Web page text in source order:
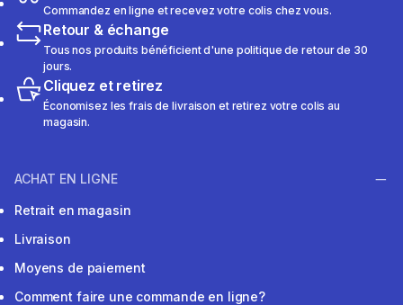
Commandez en ligne et recevez votre colis chez vous.
Retour & échange
Tous nos produits bénéficient d'une politique de retour de 30
jours.
Cliquez et retirez
Économisez les frais de livraison et retirez votre colis au
magasin.
ACHAT EN LIGNE
Retrait en magasin
Livraison
Moyens de paiement
Comment faire une commande en ligne?